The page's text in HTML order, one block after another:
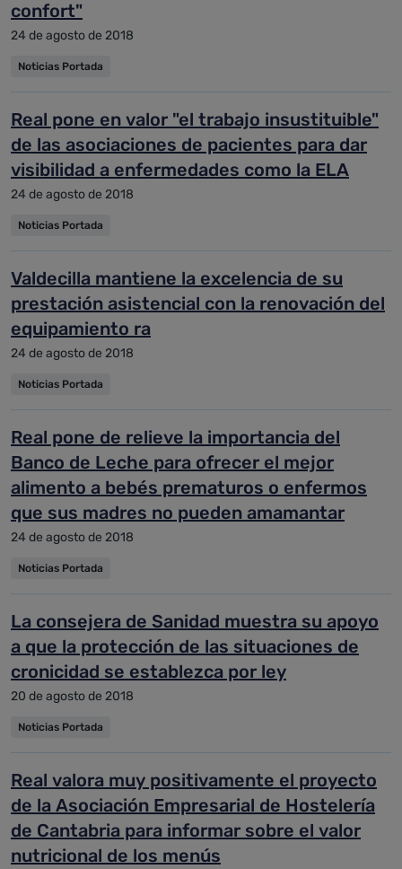
confort"
24 de agosto de 2018
Noticias Portada
Real pone en valor "el trabajo insustituible"
de las asociaciones de pacientes para dar
visibilidad a enfermedades como la ELA
24 de agosto de 2018
Noticias Portada
Valdecilla mantiene la excelencia de su
prestación asistencial con la renovación del
equipamiento ra
24 de agosto de 2018
Noticias Portada
Real pone de relieve la importancia del
Banco de Leche para ofrecer el mejor
alimento a bebés prematuros o enfermos
que sus madres no pueden amamantar
24 de agosto de 2018
Noticias Portada
La consejera de Sanidad muestra su apoyo
a que la protección de las situaciones de
cronicidad se establezca por ley
20 de agosto de 2018
Noticias Portada
Real valora muy positivamente el proyecto
de la Asociación Empresarial de Hostelería
de Cantabria para informar sobre el valor
nutricional de los menús